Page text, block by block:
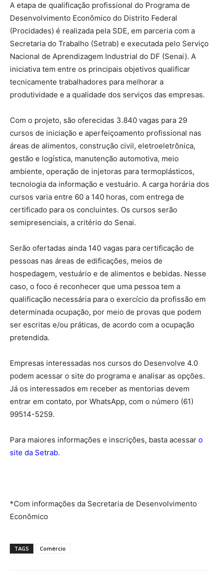
A etapa de qualificação profissional do Programa de
Desenvolvimento Econômico do Distrito Federal
(Procidades) é realizada pela SDE, em parceria com a
Secretaria do Trabalho (Setrab) e executada pelo Serviço
Nacional de Aprendizagem Industrial do DF (Senai). A
iniciativa tem entre os principais objetivos qualificar
tecnicamente trabalhadores para melhorar a
produtividade e a qualidade dos serviços das empresas.
Com o projeto, são oferecidas 3.840 vagas para 29
cursos de iniciação e aperfeiçoamento profissional nas
áreas de alimentos, construção civil, eletroeletrônica,
gestão e logística, manutenção automotiva, meio
ambiente, operação de injetoras para termoplásticos,
tecnologia da informação e vestuário. A carga horária dos
cursos varia entre 60 a 140 horas, com entrega de
certificado para os concluintes. Os cursos serão
semipresenciais, a critério do Senai.
Serão ofertadas ainda 140 vagas para certificação de
pessoas nas áreas de edificações, meios de
hospedagem, vestuário e de alimentos e bebidas. Nesse
caso, o foco é reconhecer que uma pessoa tem a
qualificação necessária para o exercício da profissão em
determinada ocupação, por meio de provas que podem
ser escritas e/ou práticas, de acordo com a ocupação
pretendida.
Empresas interessadas nos cursos do Desenvolve 4.0
podem acessar o site do programa e analisar as opções.
Já os interessados em receber as mentorias devem
entrar em contato, por WhatsApp, com o número (61)
99514-5259.
Para maiores informações e inscrições, basta acessar o
site da Setrab.
*Com informações da Secretaria de Desenvolvimento
Econômico
TAGS Comércio